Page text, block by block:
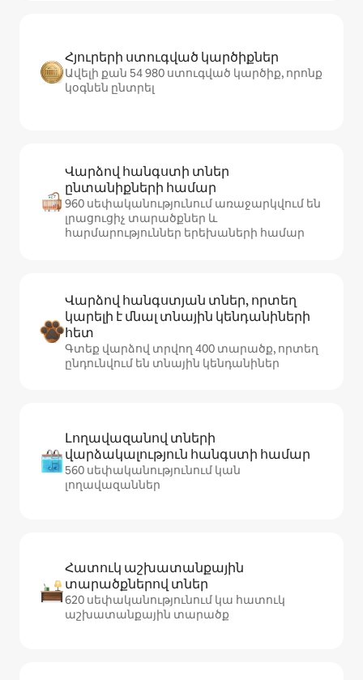
Հյուրերի ստուգված կարծիքներ
Ավելի քան 54 980 ստուգված կարծիք, որոնք
կօգնեն ընտրել
Վարձով հանգստի տներ
ընտանիքների համար
960 սեփականությունում առաջարկվում են
լրացուցիչ տարածքներ և
հարմարություններ երեխաների համար
Վարձով հանգստյան տներ, որտեղ
կարելի է մնալ տնային կենդանիների
հետ
Գտեք վարձով տրվող 400 տարածք, որտեղ
ընդունվում են տնային կենդանիներ
Լողավազանով տների
վարձակալություն հանգստի համար
560 սեփականությունում կան
լողավազաններ
Հատուկ աշխատանքային
տարածքներով տներ
620 սեփականությունում կա հատուկ
աշխատանքային տարածք